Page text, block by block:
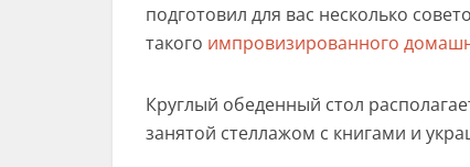
подготовил для вас несколько
такого импровизированного
Круглый обеденный стол
занятой стеллажом с книгами и